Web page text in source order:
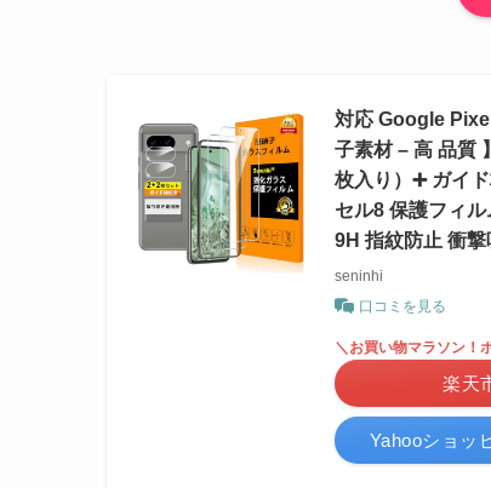
対応 Google
子素材 – 高 品質
枚入り）➕ ガイ
セル8 保護フィ
9H 指紋防止 衝
seninhi
口コミを見る
＼お買い物マラソン！
楽天
Yahooショッ